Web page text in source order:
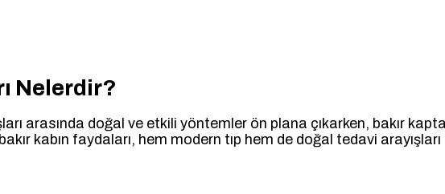
Nelerdir?
arasında doğal ve etkili yöntemler ön plana çıkarken, bakır
kabın faydaları, hem modern tıp hem de doğal tedavi